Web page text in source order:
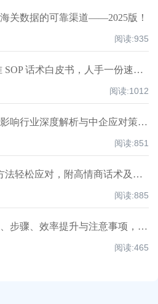
关数据的可靠渠道——2025版！
阅读:935
2025 外贸业务全流程标准 SOP 话术白皮书，人手一份速领！
阅读:1012
中美贸易战升级：国内受影响行业深度解析与中企应对策略！
阅读:851
客户说价格太贵了，8种方法轻松应对，附高情商话术及案例！
阅读:885
进出口清关全解析：流程、步骤、效率提升与注意事项，超全知识点汇总！
阅读:465